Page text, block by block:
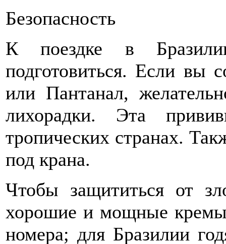
Безопасность
К поездке в
подготовиться. Если вы
или Пантанал,
лихорадки. Эта
тропических странах.
под крана.
Чтобы защититься от
хорошие и мощные кремы
номера; для Бразилии